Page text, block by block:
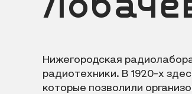
Нижегородская
радиотехники. В 1920-х
которые позволили